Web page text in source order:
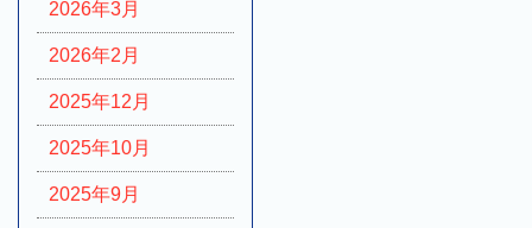
2026年3月
2026年2月
2025年12月
2025年10月
2025年9月